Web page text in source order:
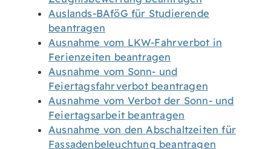
Auslands-BAföG für Studierende
beantragen
Ausnahme vom LKW-Fahrverbot in
Ferienzeiten beantragen
Ausnahme vom Sonn- und
Feiertagsfahrverbot beantragen
Ausnahme vom Verbot der Sonn- und
Feiertagsarbeit beantragen
Ausnahme von den Abschaltzeiten für
Fassadenbeleuchtung beantragen